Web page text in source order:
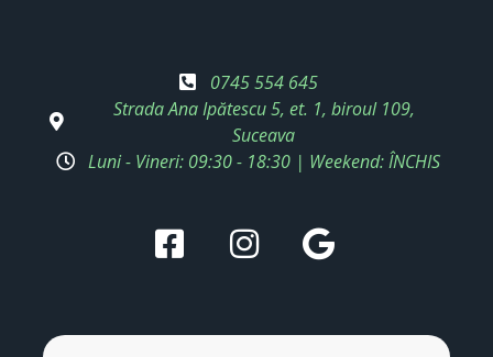
0745 554 645
Strada Ana Ipătescu 5, et. 1, biroul 109,
Suceava
Luni - Vineri: 09:30 - 18:30 | Weekend: ÎNCHIS